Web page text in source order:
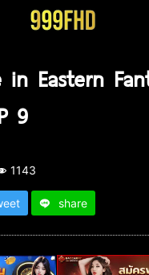
in Eastern
9
1143
share